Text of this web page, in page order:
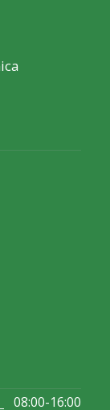
08:00-16:00